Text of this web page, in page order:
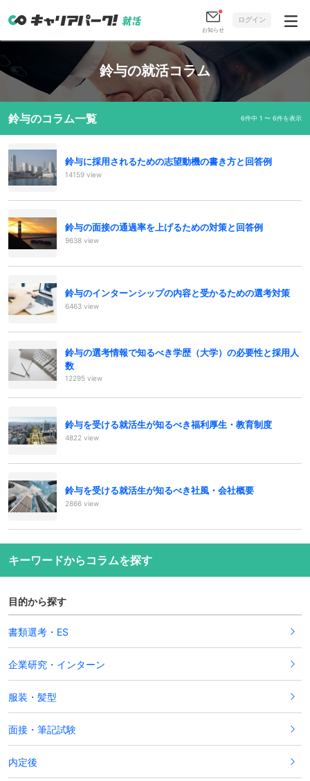
お知らせ
ログイン
鈴与の就活コラム
鈴与のコラム一覧 6件中 1 〜 6件を表示
鈴与に採用されるための志望動機の書き方と回答例
14159 view
鈴与の面接の通過率を上げるための対策と回答例
9638 view
鈴与のインターンシップの内容と受かるための選考対策
6463 view
鈴与の選考情報で知るべき学歴（大学）の必要性と採用人
数
12295 view
鈴与を受ける就活生が知るべき福利厚生・教育制度
4822 view
鈴与を受ける就活生が知るべき社風・会社概要
2866 view
キーワードからコラムを探す
目的から探す
書類選考・ES
企業研究・インターン
服装・髪型
面接・筆記試験
内定後